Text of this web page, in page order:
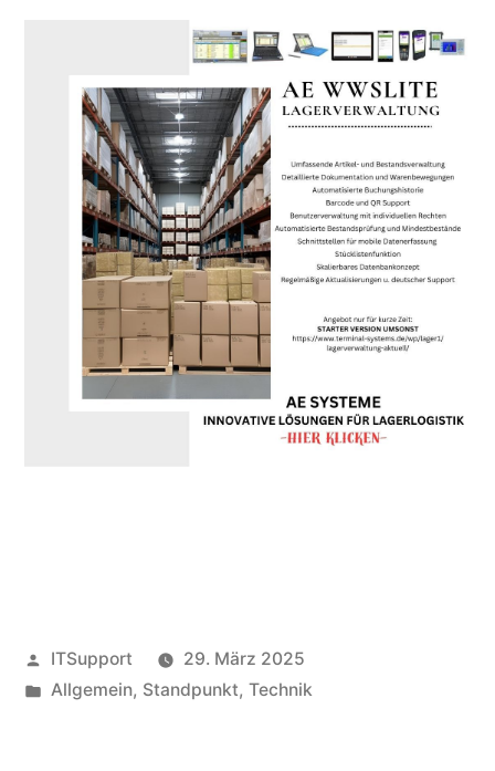
Veröffentlicht
von
ITSupport
29. März 2025
Veröffentlicht
Allgemein, Standpunkt, Technik